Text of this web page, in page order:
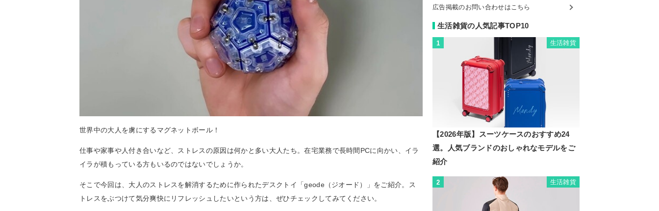
世界中の大人を虜にするマグネットボール！
仕事や家事や人付き合いなど、ストレスの原因は何かと多い大人たち。在宅業務で長時間PCに向かい、イラ
イラが積もっている方もいるのではないでしょうか。
そこで今回は、大人のストレスを解消するために作られたデスクトイ「geode（ジオード）」をご紹介。ス
トレスをぶつけて気分爽快にリフレッシュしたいという方は、ぜひチェックしてみてください。
広告掲載のお問い合わせはこちら
生活雑貨の人気記事TOP10
1 生活雑貨
【2026年版】スーツケースのおすすめ24
選。人気ブランドのおしゃれなモデルをご
紹介
2 生活雑貨